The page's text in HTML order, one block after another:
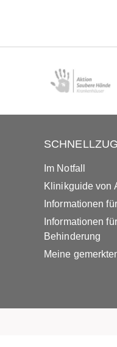
Im Notfall
Klinikguide von
Informationen
Informationen
Behinderung
Meine